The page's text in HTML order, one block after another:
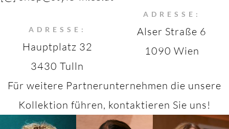
ADRESSE:
Hauptplatz 32
3430 Tulln
ADRESSE:
Alser Straße 6
1090 Wien
Für weitere Partnerunternehmen die unsere
Kollektion führen, kontaktieren Sie uns!